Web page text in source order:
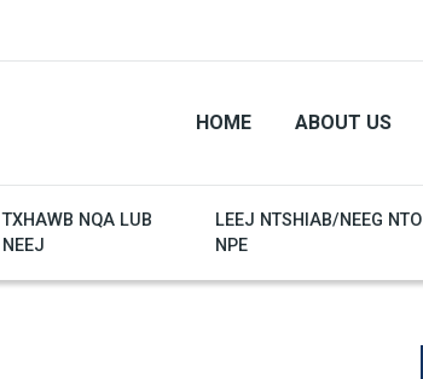
HOME ABOUT US
TXHAWB NQA LUB
NEEJ
LEEJ NTSHIAB/NEEG NTO
NPE